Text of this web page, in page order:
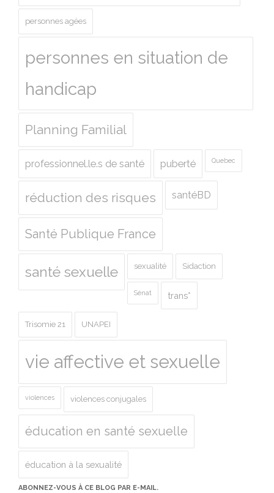
personnes agées
personnes en situation de
handicap
Planning Familial
professionnel.le.s de santé puberté Quebec
réduction des risques santéBD
Santé Publique France
santé sexuelle sexualité Sidaction
Sénat trans*
Trisomie 21 UNAPEI
vie affective et sexuelle
violences violences conjugales
éducation en santé sexuelle
éducation à la sexualité
ABONNEZ-VOUS À CE BLOG PAR E-MAIL.